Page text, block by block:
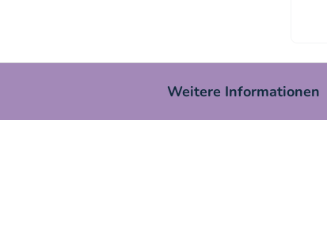
Weitere Informationen